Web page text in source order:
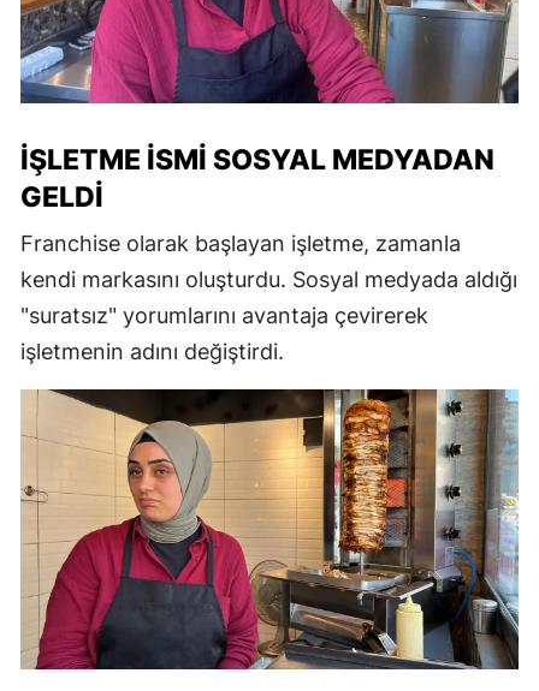
İŞLETME ISMI SOSYAL MEDYADAN
GELDI
Franchise olarak başlayan işletme, zamanla
kendi markasını oluşturdu. Sosyal medyada aldığı
"suratsız" yorumlarını avantaja çevirerek
işletmenin adını değiştirdi.